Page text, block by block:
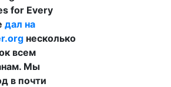
for Every
дал на
несколько
всем
Мы
в почти